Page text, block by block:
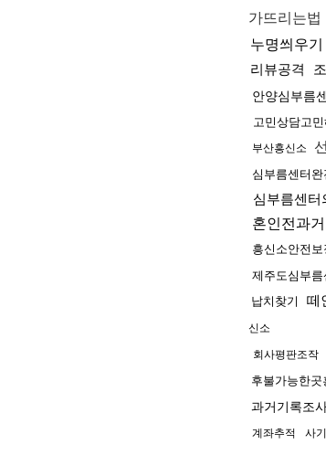
가뜨리는법
누명씌우기
리뷰공격
안양심부름
고민상담고민
부산흥신소
심부름센터완
심부름센터
혼인전과
흥신소안전보
제주도심부름
납치찾기 떼
신소
회사평판조작
후불가능한곳
과거기록조
계좌추적 사